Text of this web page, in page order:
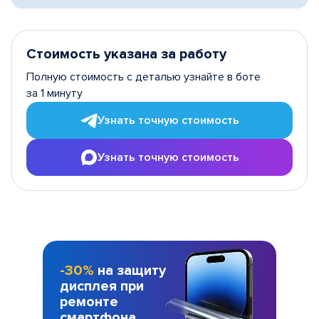
Стоимость указана за работу
Полную стоимость с деталью узнайте в боте
за 1 минуту
Узнать точную стоимость
Узнать точную стоимость
-30% на защиту
дисплея при
ремонте